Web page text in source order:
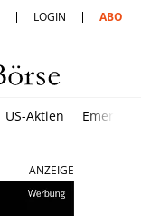
LOGIN ABO
US-Aktien
ANZEIGE